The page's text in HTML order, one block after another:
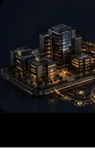
Skip to content